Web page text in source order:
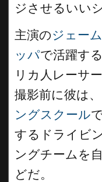
ジさせるいい
主演のジェー
ッパで活躍す
リカ人レーサ
撮影前に彼は、
ングスクール
するドライビ
ングチームを
どだ。